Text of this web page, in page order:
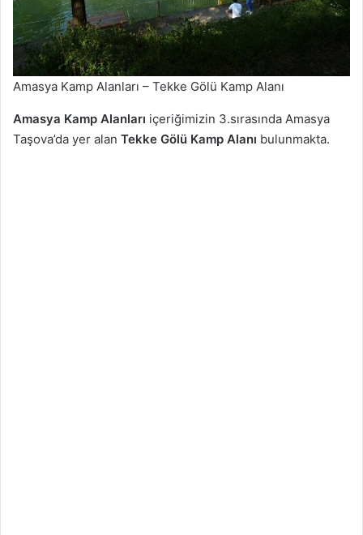
Amasya Kamp Alanları – Tekke Gölü Kamp Alanı
Amasya Kamp Alanları içeriğimizin 3.sırasında Amasya
Taşova’da yer alan Tekke Gölü Kamp Alanı bulunmakta.